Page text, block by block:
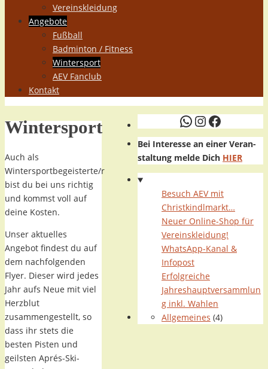
Vereinskleidung
Angebote
Fußball
Badminton / Fitness
Wintersport
AEV Fanclub
Kontakt
Wintersport
Auch als
Wintersportbegeisterte/r
bist du bei uns richtig
und kommst voll auf
deine Kosten.
Unser aktuelles
Angebot findest du auf
dem nachfolgenden
Flyer. Dieser wird jedes
Jahr aufs Neue mit viel
Herzblut
zusammengestellt, so
dass ihr stets die
besten Pisten und
geilsten Aprés-Ski-
WhatsApp
Instagram
Bei Interesse an einer Veran-
staltung melde Dich HIER
Besuch AEV mit
Christkindlmarkt…
Neuer Online-Shop für
Vereinskleidung!
WhatsApp-Kanal &
Infopost
Erfolgreiche
Jahreshauptversammlun
g inkl. Wahlen
Allgemeines (4)